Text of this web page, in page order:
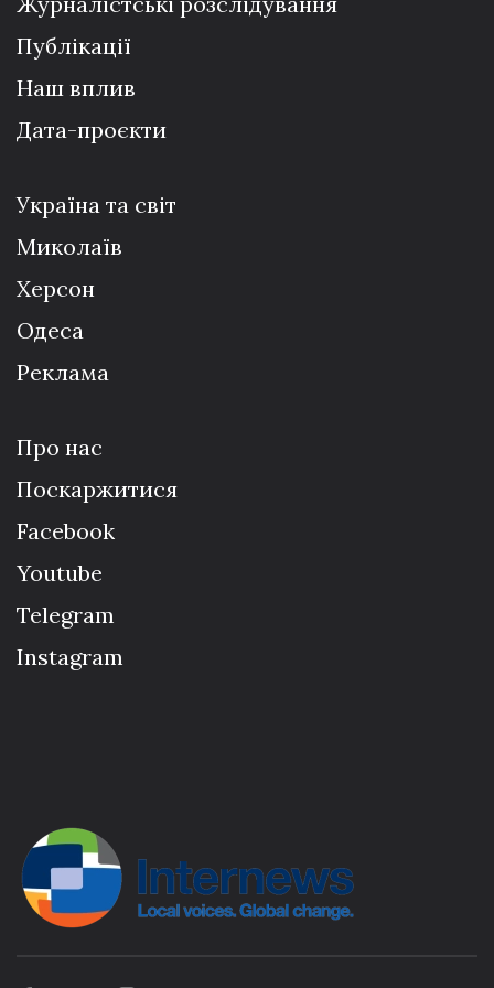
Публікації
Наш вплив
Дата-проєкти
Україна та світ
Миколаїв
Херсон
Одеса
Реклама
Про нас
Поскаржитися
Facebook
Youtube
Telegram
Instagram